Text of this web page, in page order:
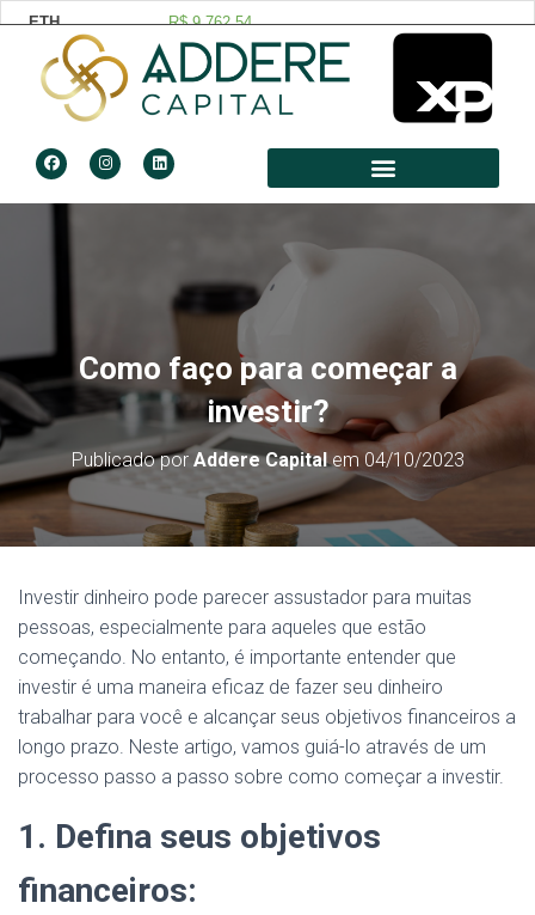
Como faço para começar a
investir?
Publicado por Addere Capitalem 04/10/2023
Investir dinheiro pode parecer assustador para muitas
pessoas, especialmente para aqueles que estão
começando. No entanto, é importante entender que
investir é uma maneira eficaz de fazer seu dinheiro
trabalhar para você e alcançar seus objetivos financeiros a
longo prazo. Neste artigo, vamos guiá-lo através de um
processo passo a passo sobre como começar a investir.
1. Defina seus objetivos
financeiros: